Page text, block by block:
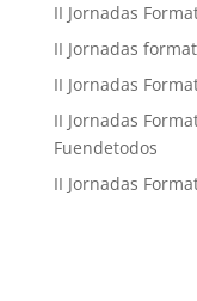
II Jornadas
II Jornadas
II Jornadas
II Jornadas
Fuendetodos
II Jornadas